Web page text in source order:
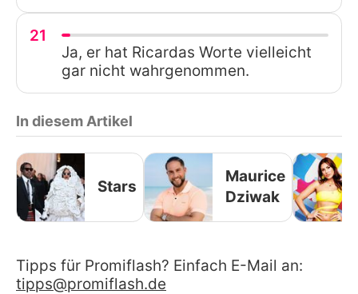
21
Ja, er hat Ricardas Worte vielleicht
gar nicht wahrgenommen.
In diesem Artikel
Stars
Maurice
Dziwak
Tipps für Promiflash? Einfach E-Mail an:
tipps@promiflash.de